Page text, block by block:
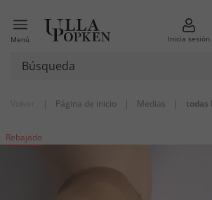
Menú Inicia sesión
| Página de inicio | Medias | todas
Rebajado